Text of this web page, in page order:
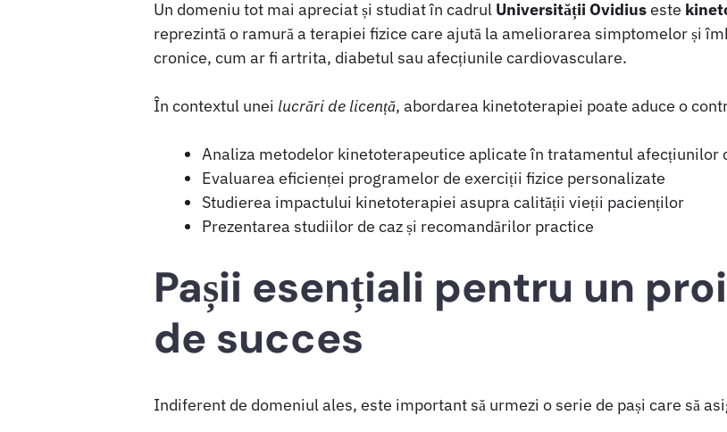
Un domeniu tot mai apreciat și studiat în cadrul Universității Ovidiuseste
reprezintă o ramură a terapiei fizice care ajută la ameliorarea simptomelor și
cronice, cum ar fi artrita, diabetul sau afecțiunile cardiovasculare.
În contextul unei lucrări de licență, abordarea kinetoterapiei poate aduce o
Analiza metodelor kinetoterapeutice aplicate în tratamentul afecțiunilor
Evaluarea eficienței programelor de exerciții fizice personalizate
Studierea impactului kinetoterapiei asupra calității vieții pacienților
Prezentarea studiilor de caz și recomandărilor practice
Pașii esențiali pentru un
de succes
Indiferent de domeniul ales, este important să urmezi o serie de pași care să